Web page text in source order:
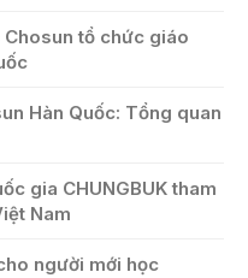
tổ chức giáo
Hàn Quốc: Tổng quan
gia CHUNGBUK tham
Nam
người mới học